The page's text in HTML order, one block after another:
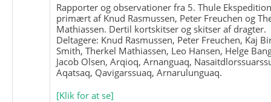
Rapporter og observationer fra 5. Thule
primært af Knud Rasmussen, Peter Freuchen og
Mathiassen. Dertil kortskitser og skitser af dragter.
Deltagere: Knud Rasmussen, Peter Freuchen, Kaj
Smith, Therkel Mathiassen, Leo Hansen, Helge
Jacob Olsen, Arqioq, Arnanguaq,
Aqatsaq, Qavigarssuaq, Arnarulunguaq.
[Klik for at se]